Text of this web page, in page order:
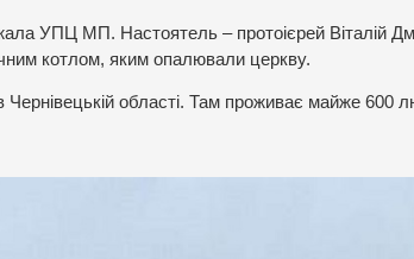
УПЦ МП. Настоятель – протоієрей Віталій
котлом, яким опалювали церкву.
області. Там проживає майже 600